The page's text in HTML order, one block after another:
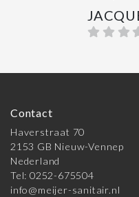
Contact
Haverstraat 70
2153 GB Nieuw-Vennep
Nederland
Tel: 0252-675504
info@meijer-sanitair.nl